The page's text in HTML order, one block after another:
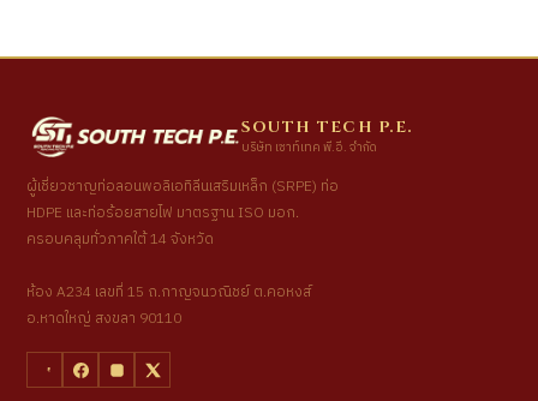
SOUTH TECH P.E.
บริษัท เซาท์เทค พี.อี. จำกัด
ผู้เชี่ยวชาญท่อลอนพอลิเอทิลีนเสริมเหล็ก (SRPE) ท่อ
HDPE และท่อร้อยสายไฟ มาตรฐาน ISO มอก.
ครอบคลุมทั่วภาคใต้ 14 จังหวัด
ห้อง A234 เลขที่ 15 ถ.กาญจนวณิชย์ ต.คอหงส์
อ.หาดใหญ่ สงขลา 90110